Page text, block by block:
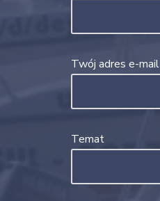
Twój adres e-mail
Temat